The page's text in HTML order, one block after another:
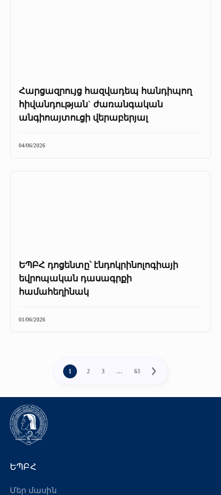
Հարցազրույց հազվադեպ հանդիպող
հիվանդության` ժառանգական
անգիոայտուցի վերաբերյալ
04/06/2026
ԵՊԲՀ դոցենտը՝ էնդոկրինոլոգիայի
եվրոպական դասագրքի
համահեղինակ
01/06/2026
1 2 3 … 63
ԵՊԲՀ
Մեր մասին